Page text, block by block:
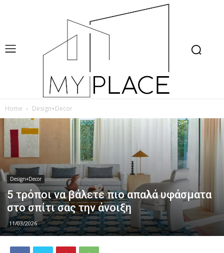
Home Design+Decor
Design+Decor
5 τρόποι να βάλετε πιο απαλά υφάσματα
στο σπίτι σας την άνοιξη
11/03/2026